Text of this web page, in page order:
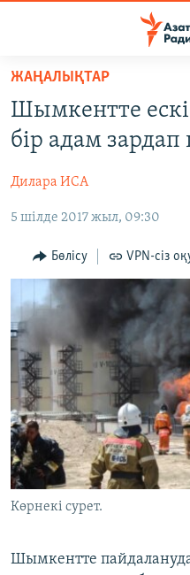
Skip
main
content
to
Navigation
САЯСАТ
AZATTYQTV
ҚАҢТАР ОҚИҒАСЫ
АДАМ ҚҰҚЫҚТАРЫ
ӘЛЕУМЕТ
ӘЛЕМ
АРНАЙЫ ЖОБАЛАР
Русский
ЖАЗЫЛЫҢЫЗ
Басқа тілдерде
ЖАҢАЛЫҚТАР
Шымкентте ескі
бір адам зардап
Дилара ИСА
5 шілде 2017 жыл, 09:30
Бөлісу VPN-сіз
Көрнекі сурет.
Шымкентте